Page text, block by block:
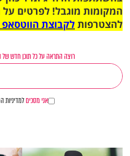
המקומות מוגבל! לפרטים על
להצטרפותלקבוצת הווטסאפ
רוצה התראה על כל תוכן חדש של
אני מסכיםלמדיניות